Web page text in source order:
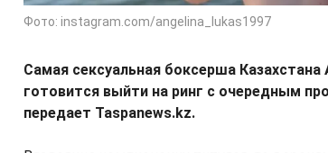
Фото: instagram.com/angelina_lukas1997
Самая сексуальная боксерша
готовится выйти на ринг с очередным
передает Taspanews.kz.